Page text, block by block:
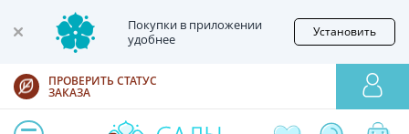
Покупки в приложении
удобнее
Установить
ПРОВЕРИТЬ СТАТУС
ЗАКАЗА